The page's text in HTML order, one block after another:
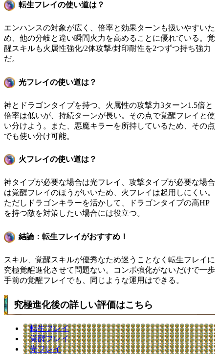
転生フレイの使い道は？
エンハンスの対象が広く、倍率と効果ターンも扱いやすいた
め、他の分岐と違い瞬間火力を高めることに優れている。覚
醒スキルも火属性強化/2体攻撃/封印耐性を2つずつ持ち強力
だ。
光フレイの使い道は？
神とドラゴンタイプを持つ。火属性の攻撃力3ターン1.5倍と
倍率は低いが、持続ターンが長い。その点で覚醒フレイと使
い分けよう。また、悪魔キラーを所持しているため、その点
でも使い分け可能。
火フレイの使い道は？
神タイプが必要な場合は光フレイ、攻撃タイプが必要な場合
は覚醒フレイのほうがいいため、火フレイは起用しにくい。
ただしドラゴンキラーを活かして、ドラゴンタイプの高HP
を持つ敵を対策したい場合には役立つ。
結論：転生フレイがおすすめ！
スキル、覚醒スキルが優秀なため迷うことなく転生フレイに
究極覚醒進化させて問題ない。コンボ強化がないだけで一歩
手前の覚醒フレイでも、同じような運用はできる。
究極進化後の詳しい評価はこちら
転生フレイ
覚醒フレイ
光フレイ